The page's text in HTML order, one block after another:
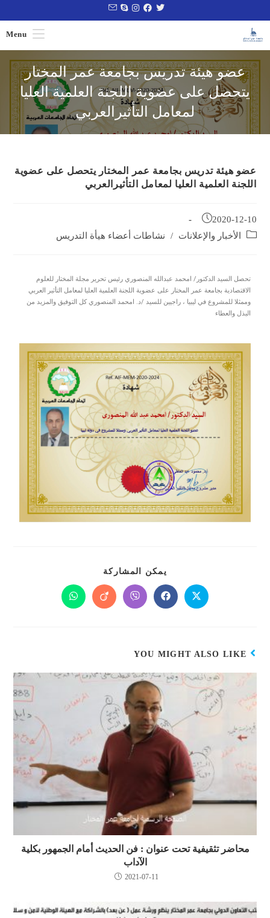
Menu
عضو هيئة تدريس بجامعة عمر المختار
يتحصل على عضوية اللجنة العلمية العليا
لمعامل التأثيرالعربي
عضو هيئة تدريس بجامعة عمر المختار يتحصل على عضوية
اللجنة العلمية العليا لمعامل التأثيرالعربي
2020-12-10
الأخبار والإعلانات
/ نشاطات أعضاء هيأة التدريس
تحصل السيد الدكتور/ امحمد عبدالله المنصوري رئيس تحرير مجلة المختار للعلوم
الاقتصادية بجامعة عمر المختار على عضوية اللجنة العلمية العليا لمعامل التأثير العربي
وممثلا للمشروع في ليبيا ، راجيين للسيد /د. امحمد المنصوري كل التوفيق والمزيد من
البذل والعطاء
يمكن المشاركة
YOU MIGHT ALSO LIKE
محاضر تثقيفية تحت عنوان : فن الحديث أمام الجمهور بكلية
الآداب
2021-07-11